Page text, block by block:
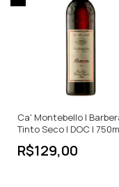
Ca' Montebello |
Tinto Seco | DOC |
R$129,00